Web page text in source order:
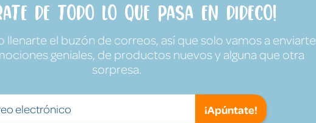
de todo lo que pasa en Dideco!
llenarte el buzón de correos, así que solo vamos a enviarte
geniales, de productos nuevos y alguna que otra
sorpresa.
¡Apúntate!